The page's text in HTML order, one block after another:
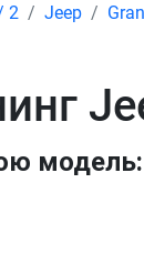
2 Jeep
модель: